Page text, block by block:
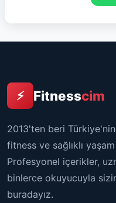
⚡ Fitnesscim
2013'ten beri Türkiye'nin
fitness ve sağlıklı
Profesyonel içerikler,
binlerce okuyucuyla
buradayız.